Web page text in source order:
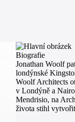
Biografie
Jonathan Woolf
londýnské
Woolf Architects
v Londýně a
Mendrisio, na
života stihl